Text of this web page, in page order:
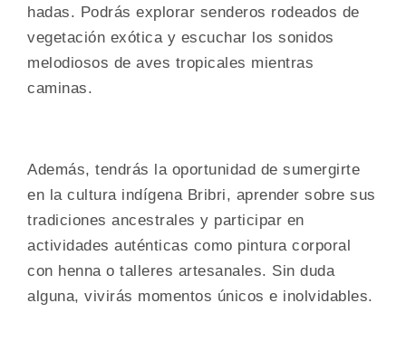
hadas. Podrás explorar senderos rodeados de
vegetación exótica y escuchar los sonidos
melodiosos de aves tropicales mientras
caminas.
Además, tendrás la oportunidad de sumergirte
en la cultura indígena Bribri, aprender sobre sus
tradiciones ancestrales y participar en
actividades auténticas como pintura corporal
con henna o talleres artesanales. Sin duda
alguna, vivirás momentos únicos e inolvidables.